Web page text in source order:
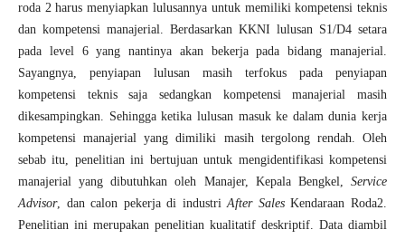
roda 2 harus menyiapkan lulusannya untuk memiliki kompetensi teknis
dan kompetensi manajerial. Berdasarkan KKNI lulusan S1/D4 setara
pada level 6 yang nantinya akan bekerja pada bidang manajerial.
Sayangnya, penyiapan lulusan masih terfokus pada penyiapan
kompetensi teknis saja sedangkan kompetensi manajerial masih
dikesampingkan. Sehingga ketika lulusan masuk ke dalam dunia kerja
kompetensi manajerial yang dimiliki masih tergolong rendah. Oleh
sebab itu, penelitian ini bertujuan untuk mengidentifikasi kompetensi
manajerial yang dibutuhkan oleh Manajer, Kepala Bengkel,Service
Advisor, dan calon pekerja di industriAfter SalesKendaraan Roda2.
Penelitian ini merupakan penelitian kualitatif deskriptif. Data diambil